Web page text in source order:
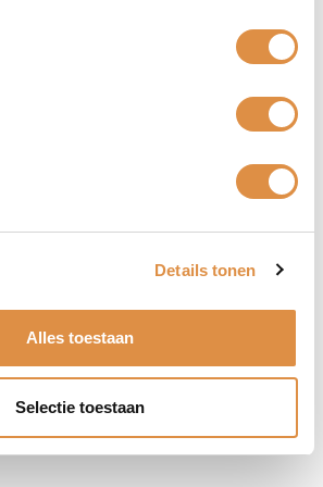
Details tonen
Alles toestaan
Selectie toestaan
ook interessant